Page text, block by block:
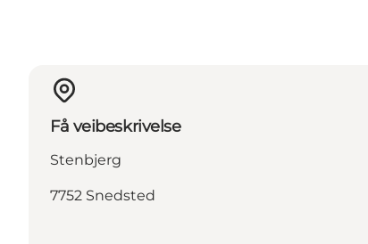
Få veibeskrivelse
Stenbjerg
7752 Snedsted